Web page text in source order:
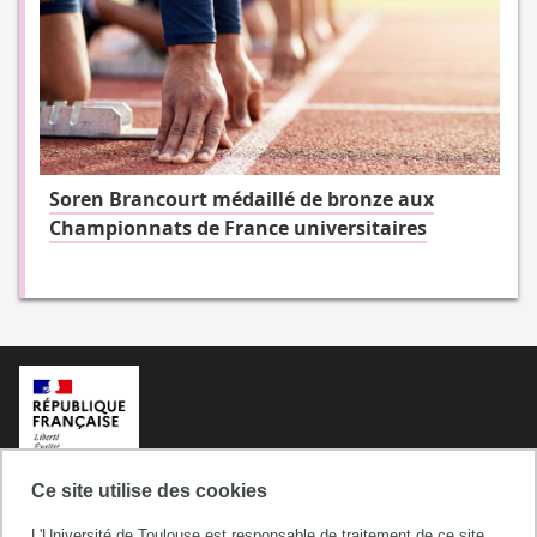
Ce site utilise des cookies
Soren Brancourt médaillé de bronze aux
Championnats de France universitaires